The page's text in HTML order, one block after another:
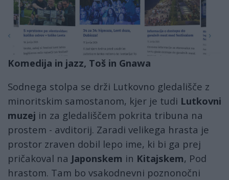
Komedija in jazz, Toš in Gnawa
Sodnega stolpa se drži Lutkovno gledališče z
minoritskim samostanom, kjer je tudi Lutkovni
muzej in za gledališčem pokrita tribuna na
prostem - avditorij. Zaradi velikega hrasta je
prostor zraven dobil lepo ime, ki bi ga prej
pričakoval na Japonskem in Kitajskem, Pod
hrastom. Tam bo vsakodnevni poznonočni